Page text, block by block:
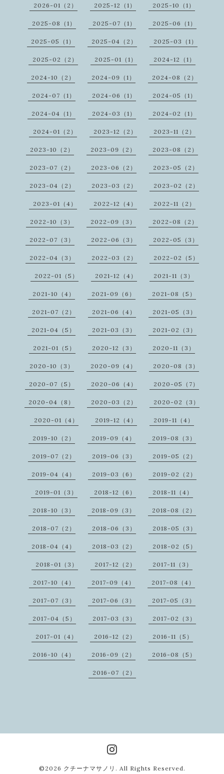
2026-01（2） 2025-12（1） 2025-10（1）
2025-08（1） 2025-07（1） 2025-06（1）
2025-05（1） 2025-04（2） 2025-03（1）
2025-02（2） 2025-01（1） 2024-12（1）
2024-10（2） 2024-09（1） 2024-08（2）
2024-07（1） 2024-06（1） 2024-05（1）
2024-04（1） 2024-03（1） 2024-02（1）
2024-01（2） 2023-12（2） 2023-11（2）
2023-10（2） 2023-09（2） 2023-08（2）
2023-07（2） 2023-06（2） 2023-05（2）
2023-04（2） 2023-03（2） 2023-02（2）
2023-01（4） 2022-12（4） 2022-11（2）
2022-10（3） 2022-09（3） 2022-08（2）
2022-07（3） 2022-06（3） 2022-05（3）
2022-04（3） 2022-03（2） 2022-02（5）
2022-01（5） 2021-12（4） 2021-11（3）
2021-10（4） 2021-09（6） 2021-08（5）
2021-07（2） 2021-06（4） 2021-05（3）
2021-04（5） 2021-03（3） 2021-02（3）
2021-01（5） 2020-12（3） 2020-11（3）
2020-10（3） 2020-09（4） 2020-08（3）
2020-07（5） 2020-06（4） 2020-05（7）
2020-04（8） 2020-03（2） 2020-02（3）
2020-01（4） 2019-12（4） 2019-11（4）
2019-10（2） 2019-09（4） 2019-08（3）
2019-07（2） 2019-06（3） 2019-05（2）
2019-04（4） 2019-03（6） 2019-02（2）
2019-01（3） 2018-12（6） 2018-11（4）
2018-10（3） 2018-09（3） 2018-08（2）
2018-07（2） 2018-06（3） 2018-05（3）
2018-04（4） 2018-03（2） 2018-02（5）
2018-01（3） 2017-12（2） 2017-11（3）
2017-10（4） 2017-09（4） 2017-08（4）
2017-07（3） 2017-06（3） 2017-05（3）
2017-04（5） 2017-03（3） 2017-02（3）
2017-01（4） 2016-12（2） 2016-11（5）
2016-10（4） 2016-09（2） 2016-08（5）
2016-07（2）
©2026 クチーナマサノリ . All Rights Reserved.